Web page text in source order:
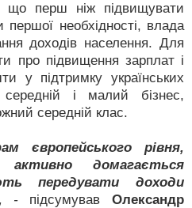
що перш ніж підвищувати
першої необхідності, влада
доходів населення. Для
про підвищення зарплат і
у підтримку українських
середній і малий бізнес,
середній клас.
європейського рівня,
активно домагається
передувати доходи
- підсумував Олександр